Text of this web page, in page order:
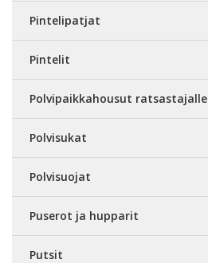
Pintelipatjat
Pintelit
Polvipaikkahousut ratsastajalle
Polvisukat
Polvisuojat
Puserot ja hupparit
Putsit